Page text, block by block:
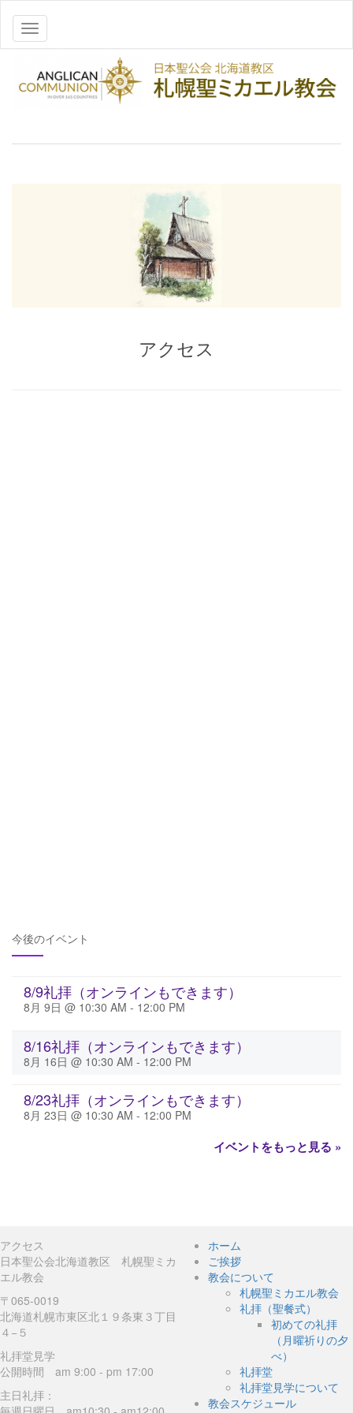
ナビゲーションを切り替え
アクセス
今後のイベント
8/9礼拝（オンラインもできます）
8月 9日 @ 10:30 AM - 12:00 PM
8/16礼拝（オンラインもできます）
8月 16日 @ 10:30 AM - 12:00 PM
8/23礼拝（オンラインもできます）
8月 23日 @ 10:30 AM - 12:00 PM
イベントをもっと見る »
アクセス
日本聖公会北海道教区 札幌聖ミカ
エル教会
〒065-0019
北海道札幌市東区北１９条東３丁目
４−５
礼拝堂見学
公開時間 am 9:00 - pm 17:00
主日礼拝：
ホーム
ご挨拶
教会について
札幌聖ミカエル教会
礼拝（聖餐式）
初めての礼拝
（月曜祈りの夕
べ）
礼拝堂
礼拝堂見学について
教会スケジュール